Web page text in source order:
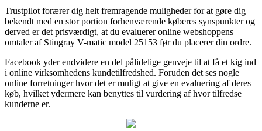
Trustpilot forærer dig helt fremragende muligheder for at gøre dig
bekendt med en stor portion forhenværende køberes synspunkter og
derved er det prisværdigt, at du evaluerer online webshoppens
omtaler af Stingray V-matic model 25153 før du placerer din ordre.
Facebook yder endvidere en del pålidelige genveje til at få et kig ind
i online virksomhedens kundetilfredshed. Foruden det ses nogle
online forretninger hvor det er muligt at give en evaluering af deres
køb, hvilket ydermere kan benyttes til vurdering af hvor tilfredse
kunderne er.